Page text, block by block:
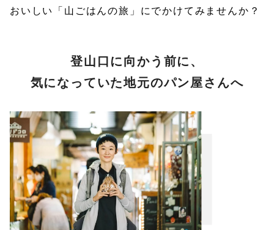
おいしい「山ごはんの旅」にでかけてみませんか？
登山口に向かう前に、
気になっていた地元のパン屋さんへ